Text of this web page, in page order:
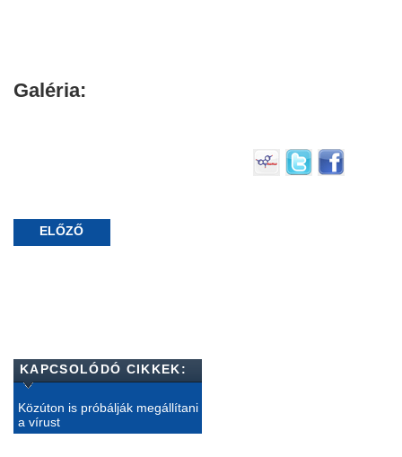
Galéria:
ELŐZŐ
KAPCSOLÓDÓ CIKKEK:
Közúton is próbálják megállítani
a vírust